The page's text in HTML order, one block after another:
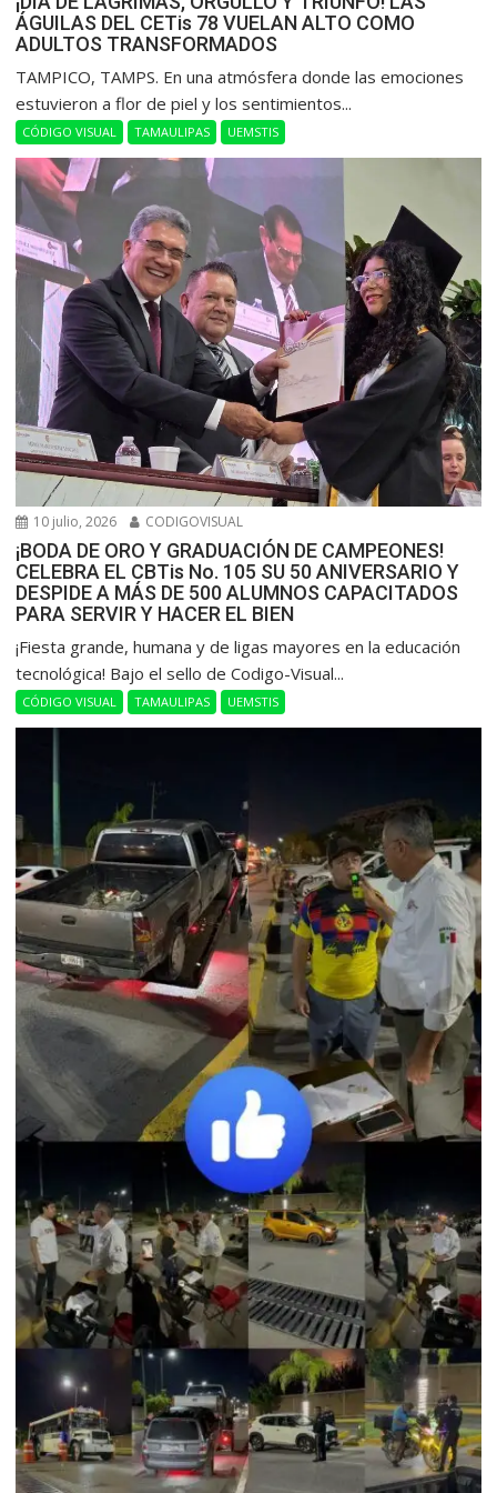
ÁGUILAS DEL CETis 78 VUELAN ALTO COMO
ADULTOS TRANSFORMADOS
​TAMPICO, TAMPS. En una atmósfera donde las emociones
estuvieron a flor de piel y los sentimientos...
CÓDIGO VISUAL TAMAULIPAS UEMSTIS
10 julio, 2026 CODIGOVISUAL
¡BODA DE ORO Y GRADUACIÓN DE CAMPEONES!
CELEBRA EL CBTis No. 105 SU 50 ANIVERSARIO Y
DESPIDE A MÁS DE 500 ALUMNOS CAPACITADOS
PARA SERVIR Y HACER EL BIEN
​¡Fiesta grande, humana y de ligas mayores en la educación
tecnológica! Bajo el sello de Codigo-Visual...
CÓDIGO VISUAL TAMAULIPAS UEMSTIS